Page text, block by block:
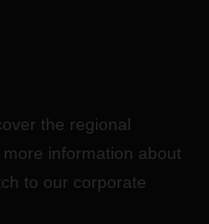
the regional
information about
to our corporate